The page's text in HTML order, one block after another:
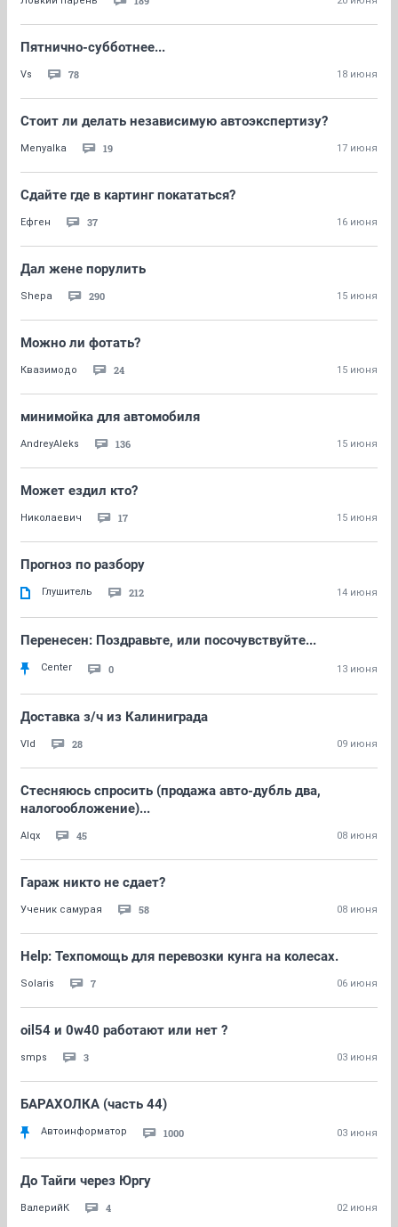
Пятнично-субботнее...
Vs 78 18 июня
Стоит ли делать независимую автоэкспертизу?
Menyalka 19 17 июня
Сдайте где в картинг покататься?
Ефген 37 16 июня
Дал жене порулить
Shepa 290 15 июня
Можно ли фотать?
Квазимодо 24 15 июня
минимойка для автомобиля
AndreyAleks 136 15 июня
Может ездил кто?
Николаевич 17 15 июня
Прогноз по разбору
Глушитель 212 14 июня
Перенесен: Поздравьте, или посочувствуйте...
Center 0 13 июня
Доставка з/ч из Калиниграда
Vld 28 09 июня
Стесняюсь спросить (продажа авто-дубль два,
налогообложение)...
Alqx 45 08 июня
Гараж никто не сдает?
Ученик самурая 58 08 июня
Help: Техпомощь для перевозки кунга на колесах.
Solaris 7 06 июня
oil54 и 0w40 работают или нет ?
smps 3 03 июня
БАРАХОЛКА (часть 44)
Автоинформатор 1000 03 июня
До Тайги через Юргу
ВалерийК 4 02 июня